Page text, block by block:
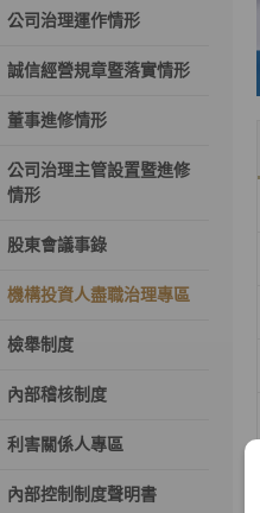
公司治理運作情形
誠信經營規章暨落實情形
董事進修情形
公司治理主管設置暨進修
情形
股東會議事錄
機構投資人盡職治理專區
檢舉制度
內部稽核制度
利害關係人專區
內部控制制度聲明書